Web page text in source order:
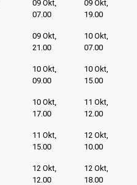
09 Okt,
07.00
09 Okt,
19.00
09 Okt,
21.00
10 Okt,
07.00
10 Okt,
09.00
10 Okt,
15.00
10 Okt,
17.00
11 Okt,
12.00
11 Okt,
15.00
12 Okt,
10.00
12 Okt,
12.00
12 Okt,
18.00